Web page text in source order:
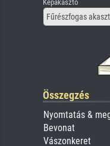
Képakasztó
Fűrészfogas
Összegzés
Nyomtatás &
Bevonat
Vászonkeret